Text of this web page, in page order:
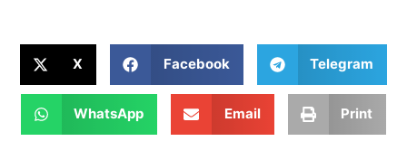
X Facebook Telegram
WhatsApp Email Print